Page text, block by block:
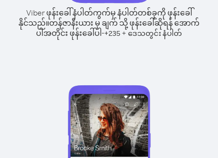
Viber ဖုန်းခေါ်နံပါတ်ကွက်မှ နံပါတ်တစ်ခုကို ဖုန်းခေါ်
နိုင်သည်။တန်ဇာနီးယား မှ ချက် သို့ ဖုန်းခေါ်ဆိုရန် အောက်
ပါအတိုင်း ဖုန်းခေါ်ပါ-+235 +ဒေသတွင်း နံပါတ်